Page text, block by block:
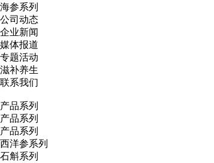
海参系列
公司动态
企业新闻
媒体报道
专题活动
滋补养生
联系我们
产品系列
产品系列
产品系列
西洋参系列
石斛系列